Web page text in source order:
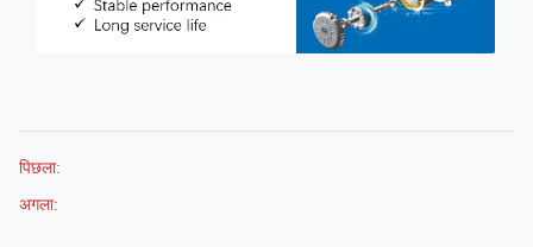
पिछला:
अगला: